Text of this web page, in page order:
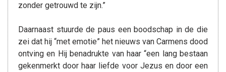
zonder getrouwd te zijn.”
Daarnaast stuurde de paus een boodschap in de die
zei dat hij “met emotie” het nieuws van Carmens dood
ontving en Hij benadrukte van haar “een lang bestaan
gekenmerkt door haar liefde voor Jezus en door een